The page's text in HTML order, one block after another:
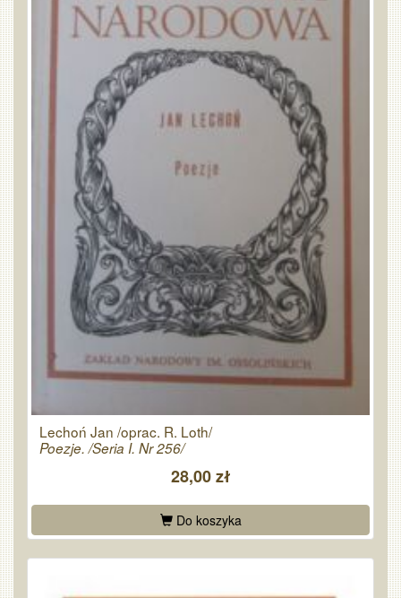
Lechoń Jan /oprac. R. Loth/
Poezje. /Seria I. Nr 256/
28,00 zł
Do koszyka